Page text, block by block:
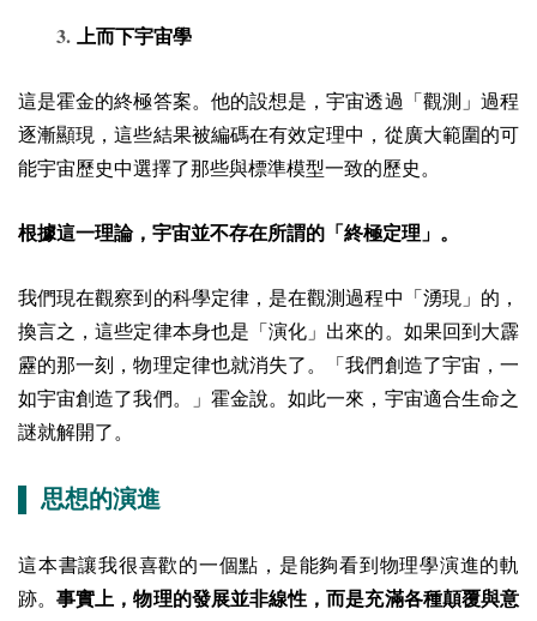
3. 上而下宇宙學
這是霍金的終極答案。他的設想是，宇宙透過「觀測」過程
逐漸顯現，這些結果被編碼在有效定理中，從廣大範圍的可
能宇宙歷史中選擇了那些與標準模型一致的歷史。
根據這一理論，宇宙並不存在所謂的「終極定理」。
我們現在觀察到的科學定律，是在觀測過程中「湧現」的，
換言之，這些定律本身也是「演化」出來的。如果回到大霹
靂的那一刻，物理定律也就消失了。「我們創造了宇宙，一
如宇宙創造了我們。」霍金說。如此一來，宇宙適合生命之
謎就解開了。
▌ 思想的演進
這本書讓我很喜歡的一個點，是能夠看到物理學演進的軌
跡。事實上，物理的發展並非線性，而是充滿各種顛覆與意